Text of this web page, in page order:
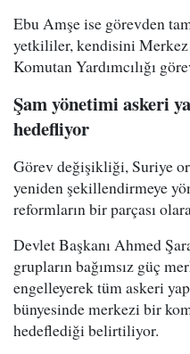
Ebu Amşe ise görevden
yetkililer, kendisini
Komutan Yardımcılığı
Şam yönetimi askeri
hedefliyor
Görev değişikliği, Suriye
yeniden şekillendirmeye
reformların bir parçası
Devlet Başkanı Ahmed
grupların bağımsız güç
engelleyerek tüm askeri
bünyesinde merkezi bir
hedeflediği belirtiliyor.